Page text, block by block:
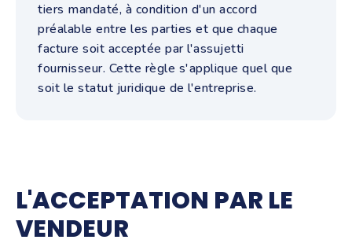
tiers mandaté, à condition d'un accord
préalable entre les parties et que chaque
facture soit acceptée par l'assujetti
fournisseur. Cette règle s'applique quel que
soit le statut juridique de l'entreprise.
L'ACCEPTATION PAR LE
VENDEUR